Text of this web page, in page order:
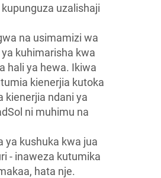
uzalishaji
na usimamizi wa
kuhimarisha kwa
hali ya hewa. Ikiwa
kienerjia kutoka
kienerjia ndani ya
ni muhimu na
ya kushuka kwa jua
- inaweza kutumika
hata nje.